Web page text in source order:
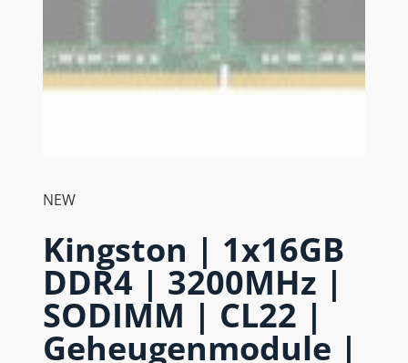
NEW
Kingston | 1x16GB
DDR4 | 3200MHz |
SODIMM | CL22 |
Geheugenmodule |